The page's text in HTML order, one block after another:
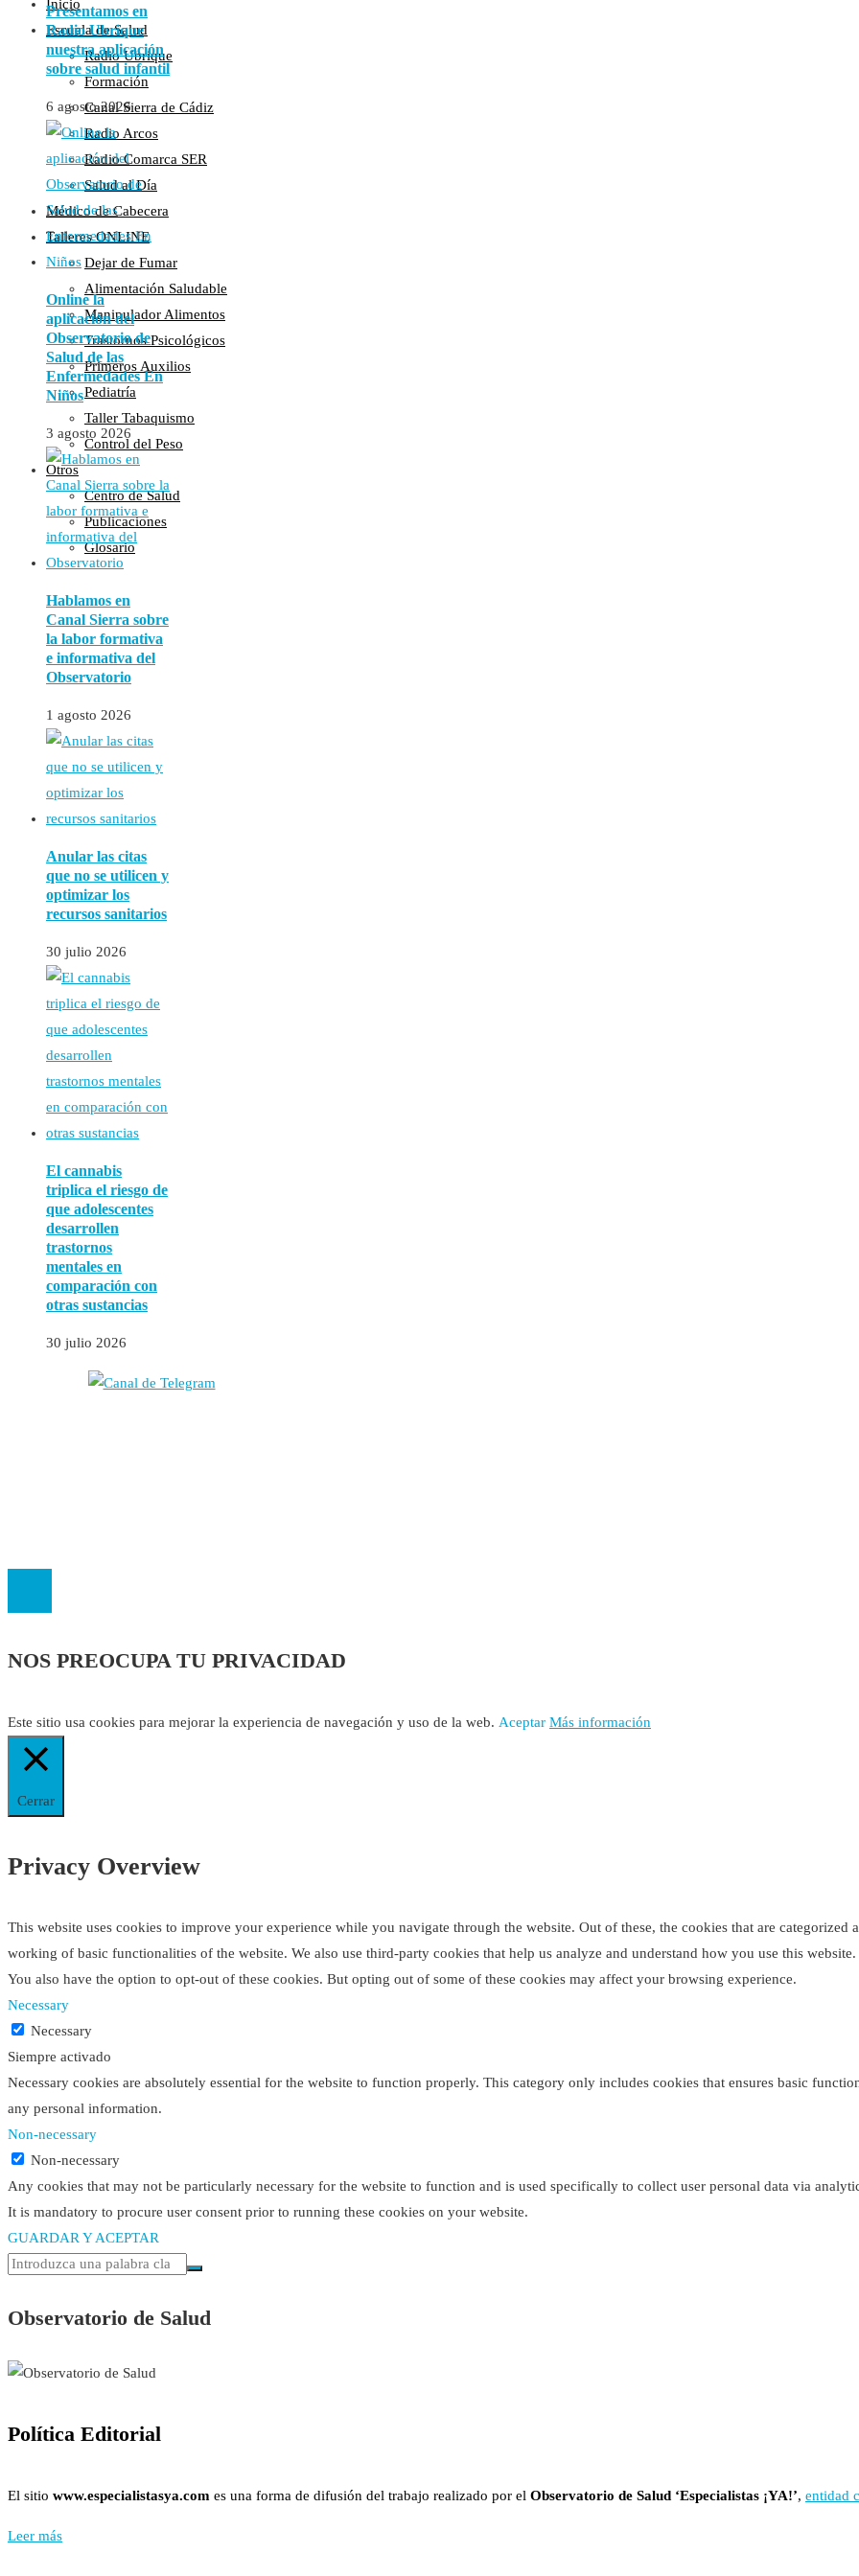
Inicio
Escuela de Salud
Radio Ubrique
Formación
Canal Sierra de Cádiz
Radio Arcos
Radio Comarca SER
Salud al Día
Médico de Cabecera
Talleres ONLINE
Dejar de Fumar
Alimentación Saludable
Manipulador Alimentos
Trastornos Psicológicos
Primeros Auxilios
Pediatría
Taller Tabaquismo
Control del Peso
Otros
Centro de Salud
Publicaciones
Glosario
Presentamos en
Radio Ubrique
nuestra aplicación
sobre salud infantil
6 agosto 2026
Online la
aplicación del
Observatorio de
Salud de las
Enfermedades En
Niños
3 agosto 2026
Hablamos en
Canal Sierra sobre
la labor formativa
e informativa del
Observatorio
1 agosto 2026
Anular las citas
que no se utilicen y
optimizar los
recursos sanitarios
30 julio 2026
El cannabis
triplica el riesgo de
que adolescentes
desarrollen
trastornos
mentales en
comparación con
otras sustancias
30 julio 2026
NOS PREOCUPA TU PRIVACIDAD
Este sitio usa cookies para mejorar la experiencia de navegación y uso de la web. Aceptar Más información
Cerrar
Privacy Overview
This website uses cookies to improve your experience while you navigate through the website. Out of these, the cookies that are categorized
working of basic functionalities of the website. We also use third-party cookies that help us analyze and understand how you use this
You also have the option to opt-out of these cookies. But opting out of some of these cookies may affect your browsing experience.
Necessary
Necessary
Siempre activado
Necessary cookies are absolutely essential for the website to function properly. This category only includes cookies that ensures basic
any personal information.
Non-necessary
Non-necessary
Any cookies that may not be particularly necessary for the website to function and is used specifically to collect user personal data via
It is mandatory to procure user consent prior to running these cookies on your website.
GUARDAR Y ACEPTAR
Observatorio de Salud
Política Editorial
El sitio www.especialistasya.com es una forma de difusión del trabajo realizado por el Observatorio de Salud ‘Especialistas ¡YA!’, entidad
Leer más